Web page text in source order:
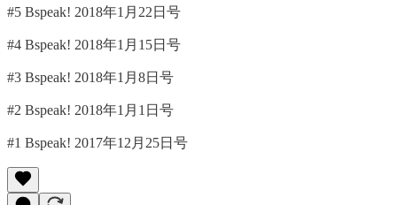
#5 Bspeak! 2018年1月22日号
#4 Bspeak! 2018年1月15日号
#3 Bspeak! 2018年1月8日号
#2 Bspeak! 2018年1月1日号
#1 Bspeak! 2017年12月25日号